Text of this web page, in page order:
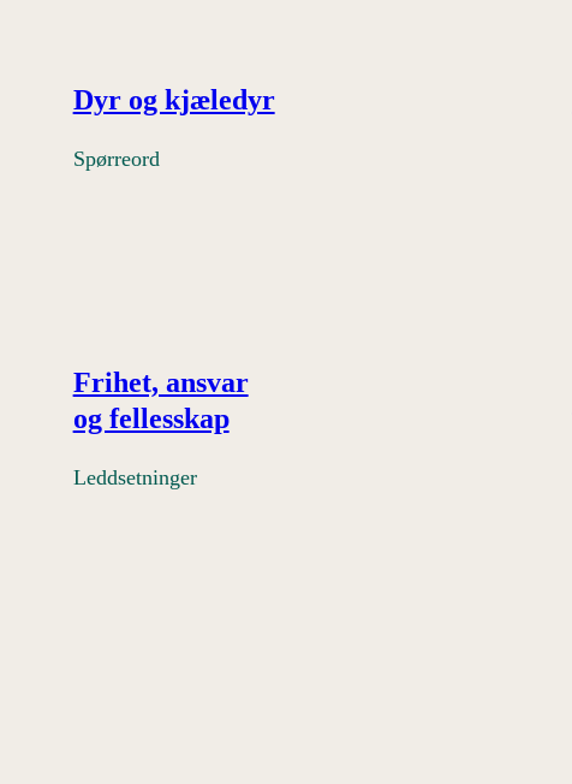
Dyr og kjæledyr
Spørreord
Frihet, ansvar
og fellesskap
Leddsetninger